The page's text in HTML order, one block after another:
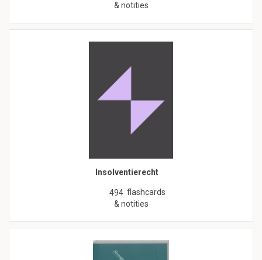
& notities
Insolventierecht
494 flashcards
& notities